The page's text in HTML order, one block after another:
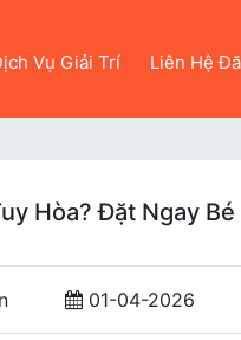
Vụ Giải Trí Liên Hệ
Hòa? Đặt Ngay
01-04-2026